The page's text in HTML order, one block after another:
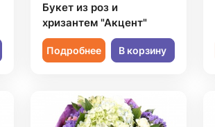
Букет из роз и
хризантем "Акцент"
Подробнее В корзину